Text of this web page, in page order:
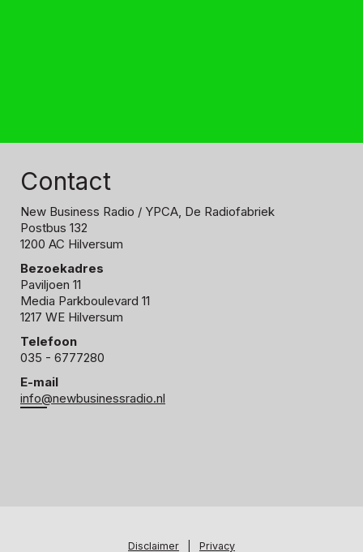
Contact
New Business Radio / YPCA, De Radiofabriek
Postbus 132
1200 AC Hilversum
Bezoekadres
Paviljoen 11
Media Parkboulevard 11
1217 WE Hilversum
Telefoon
035 - 6777280
E-mail
info@newbusinessradio.nl
Disclaimer Privacy